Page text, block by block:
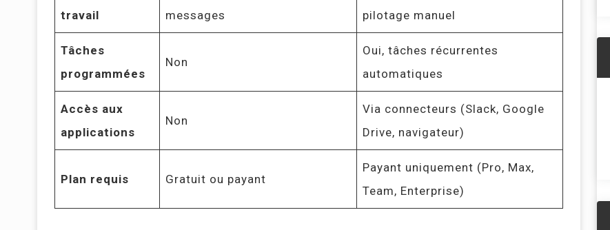
travail
messages
pilotage manuel
Tâches
programmées
Non
Oui, tâches récurrentes
automatiques
Accès aux
applications
Non
Via connecteurs (Slack, Google
Drive, navigateur)
Plan requis Gratuit ou payant
Payant uniquement (Pro, Max,
Team, Enterprise)